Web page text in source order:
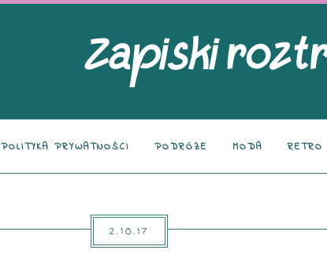
POLITYKA PRYWATNOŚCI PODRÓŻE MODA RETRO
2.10.17